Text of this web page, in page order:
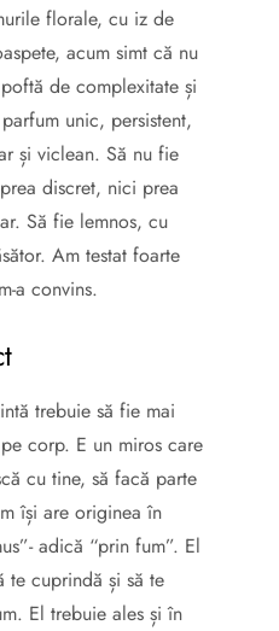
florale, cu iz de
acum simt că nu
de complexitate și
unic, persistent,
și viclean. Să nu fie
discret, nici prea
Să fie lemnos, cu
Am testat foarte
a convins.
trebuie să fie mai
corp. E un miros care
cu tine, să facă parte
își are originea în
adică “prin fum”. El
te cuprindă și să te
El trebuie ales și în